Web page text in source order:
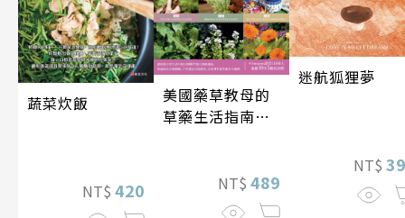
蔬菜炊飯
NT$ 420
美國藥草教母的
草藥生活指南
NT$ 489
迷航狐狸夢
NT$